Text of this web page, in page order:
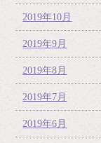
2019年10月
2019年9月
2019年8月
2019年7月
2019年6月